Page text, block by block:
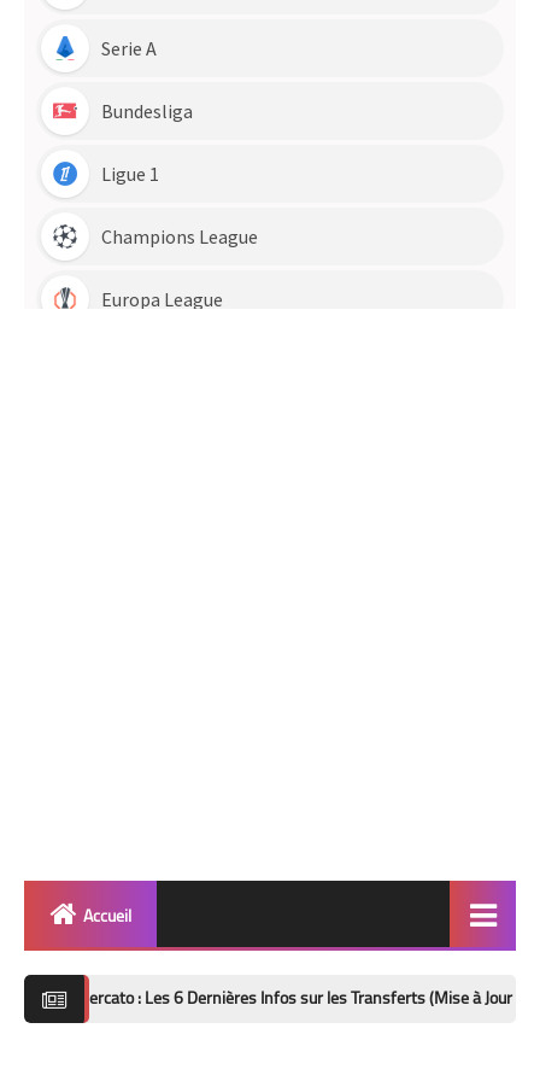
Accueil
: Les 6 Dernières Infos sur les Transferts (Mise à Jour 8 Août 2026)